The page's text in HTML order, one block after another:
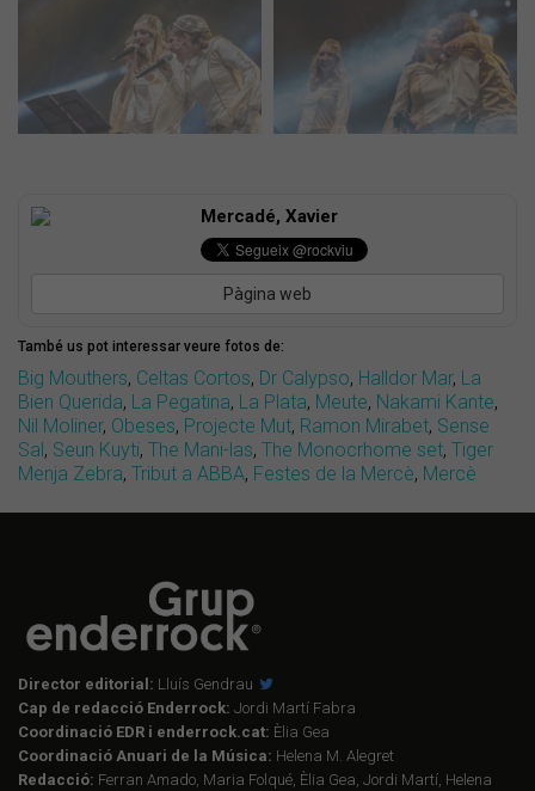
Mercadé, Xavier
Pàgina web
També us pot interessar veure fotos de:
Big Mouthers, Celtas Cortos, Dr Calypso, Halldor Mar, La
Bien Querida, La Pegatina, La Plata, Meute, Nakami Kante,
Nil Moliner, Obeses, Projecte Mut, Ramon Mirabet, Sense
Sal , Seun Kuyti, The Mani-las, The Monocrhome set, Tiger
Menja Zebra, Tribut a ABBA, Festes de la Mercè, Mercè
Director editorial: Lluís Gendrau
Cap de redacció Enderrock: Jordi Martí Fabra
Coordinació EDR i enderrock.cat: Èlia Gea
Coordinació Anuari de la Música: Helena M. Alegret
Redacció: Ferran Amado, Maria Folqué, Èlia Gea, Jordi Martí, Helena